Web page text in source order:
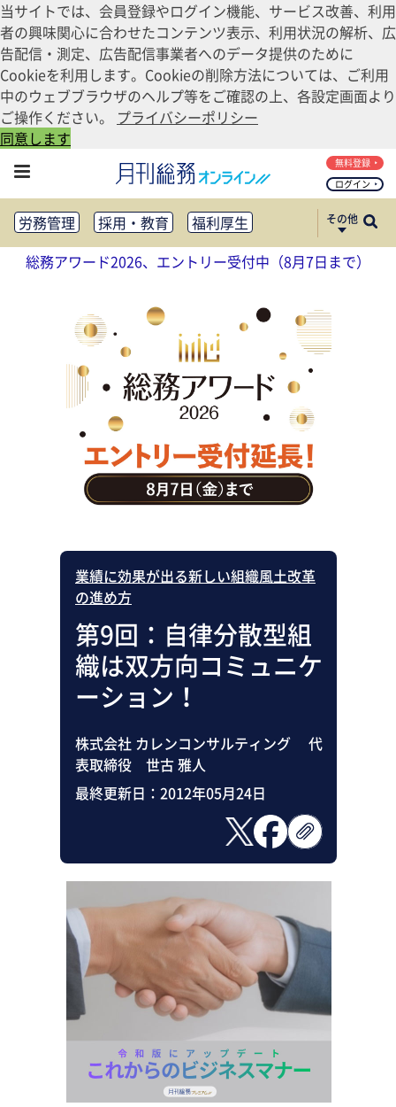
当サイトでは、会員登録やログイン機能、サービス改善、利用
者の興味関心に合わせたコンテンツ表示、利用状況の解析、広
告配信・測定、広告配信事業者へのデータ提供のために
Cookieを利用します。Cookieの削除方法については、ご利用
中のウェブブラウザのヘルプ等をご確認の上、各設定画面より
ご操作ください。 プライバシーポリシー
同意します
ログイン
無料登録
労務管理 採用・教育
福利厚生
健康経営
働き方改革
法務・コンプライアンス
リスクマネジメント・BCP
社外・社内広報
社外・社内コミュニケーション活性化
FM・オフィス移転
CSR・SDGs
テクノロジー活用・DX
助成金・補助金・コスト削減
アウトソーシング・BPO
調査・レポート
その他
総務アワード2026、エントリー受付中（8月7日まで）
業績に効果が出る新しい組織風土改革
の進め方
第9回：自律分散型組
織は双方向コミュニケ
ーション！
株式会社 カレンコンサルティング 代
表取締役 世古 雅人
最終更新日： 2012年05月24日